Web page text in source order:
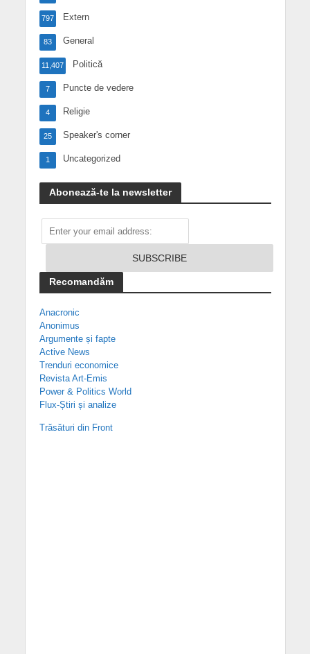
Extern
797
General
83
Politică
11,407
Puncte de vedere
7
Religie
4
Speaker's corner
25
Uncategorized
1
Abonează-te la newsletter
Recomandăm
Anacronic
Anonimus
Argumente și fapte
Active News
Trenduri economice
Revista Art-Emis
Power & Politics World
Flux-Știri și analize
Trăsături din Front